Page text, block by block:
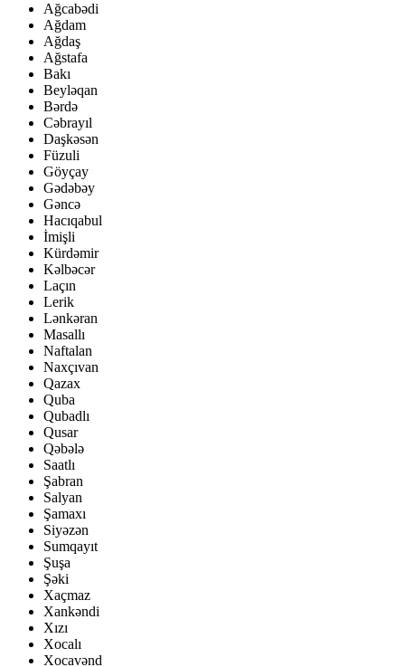
Ağcabədi
Ağdam
Ağdaş
Ağstafa
Bakı
Beyləqan
Bərdə
Cəbrayıl
Daşkəsən
Füzuli
Göyçay
Gədəbəy
Gəncə
Hacıqabul
İmişli
Kürdəmir
Kəlbəcər
Laçın
Lerik
Lənkəran
Masallı
Naftalan
Naxçıvan
Qazax
Quba
Qubadlı
Qusar
Qəbələ
Saatlı
Şabran
Salyan
Şamaxı
Siyəzən
Sumqayıt
Şuşa
Şəki
Xaçmaz
Xankəndi
Xızı
Xocalı
Xocavənd